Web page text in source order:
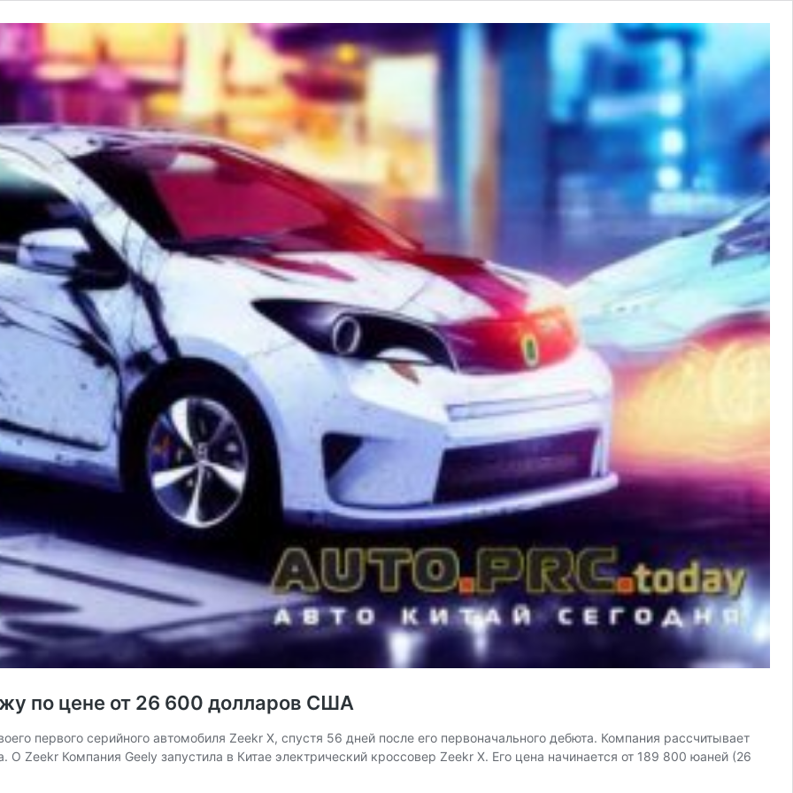
по цене от 26 600 долларов США
первого серийного автомобиля Zeekr X, спустя 56 дней после его первоначального дебюта. Компания рассчитывает
О Zeekr Компания Geely запустила в Китае электрический кроссовер Zeekr X. Его цена начинается от 189 800 юаней (26